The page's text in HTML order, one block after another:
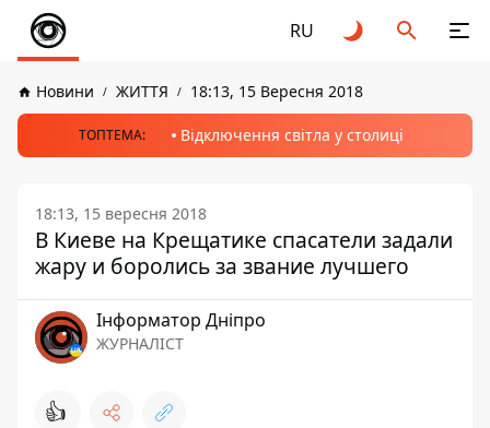
RU
Новини ЖИТТЯ 18:13, 15 Вересня 2018
ТОПТЕМА: Відключення світла у столиці
18:13, 15 вересня 2018
В Киеве на Крещатике спасатели задали
жару и боролись за звание лучшего
Інформатор Дніпро
ЖУРНАЛІСТ
👍